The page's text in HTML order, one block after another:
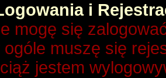
i
mogę się
ogóle muszę się
jestem